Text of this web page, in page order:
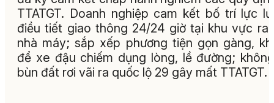
TTATGT. Doanh nghiệp cam kết bố trí lực
điều tiết giao thông 24/24 giờ tại khu vực ra
nhà máy; sắp xếp phương tiện gọn gàng,
để xe đậu chiếm dụng lòng, lề đường;
bùn đất rơi vãi ra quốc lộ 29 gây mất TTATGT.